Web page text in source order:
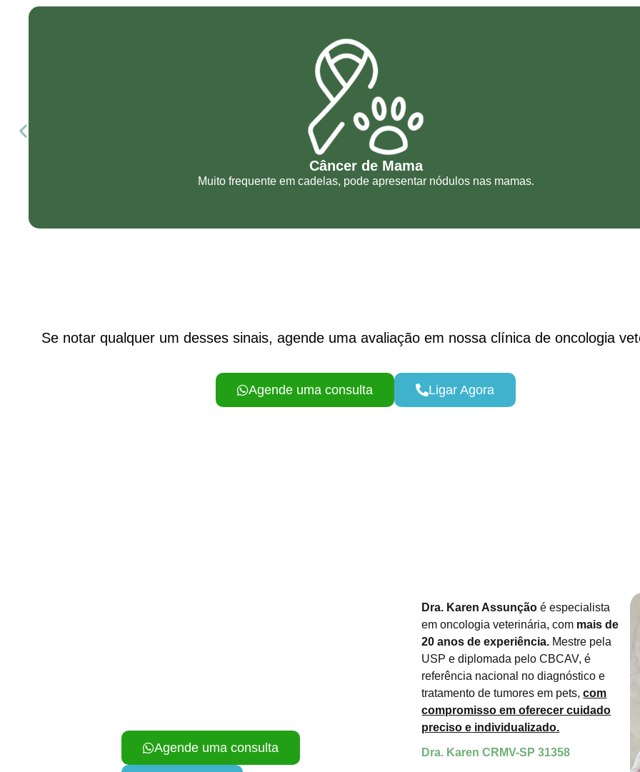
Câncer de Mama
Muito frequente em cadelas, pode apresentar nódulos nas mamas.
Se notar qualquer um desses sinais, agende uma avaliação em nossa clínica de oncologia
Agende uma consulta Ligar Agora
Agende uma consulta
Dra. Karen Assunção é especialista
em oncologia veterinária, com mais de
20 anos de experiência. Mestre pela
USP e diplomada pelo CBCAV, é
referência nacional no diagnóstico e
tratamento de tumores em pets,com
compromisso em oferecer cuidado
preciso e individualizado.
Dra. Karen CRMV-SP 31358